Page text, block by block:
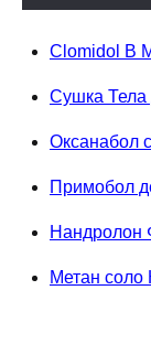
Clomidol В
Сушка
Оксанабол
Примобол
Нандролон
Метан соло